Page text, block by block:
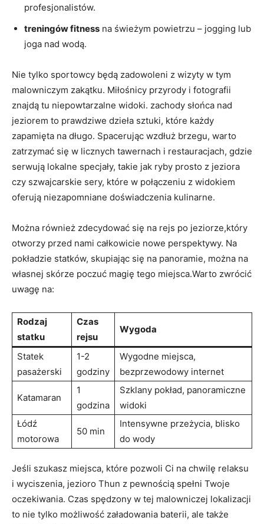
profesjonalistów.
treningów fitness na świeżym powietrzu – jogging lub
joga nad wodą.
Nie tylko sportowcy będą zadowoleni z wizyty w tym
malowniczym zakątku. Miłośnicy przyrody i fotografii
znajdą tu niepowtarzalne widoki. zachody słońca nad
jeziorem to prawdziwe dzieła sztuki, które każdy
zapamięta na długo. Spacerując wzdłuż brzegu, warto
zatrzymać się w licznych tawernach i restauracjach, gdzie
serwują lokalne specjały, takie jak ryby prosto z jeziora
czy szwajcarskie sery, które w połączeniu z widokiem
oferują niezapomniane doświadczenia kulinarne.
Można również zdecydować się na rejs po jeziorze,który
otworzy przed nami całkowicie nowe perspektywy. Na
pokładzie statków, skupiając się na panoramie, można na
własnej skórze poczuć magię tego miejsca.Warto zwrócić
uwagę na:
Rodzaj
statku
Czas
rejsu
Wygoda
Statek
pasażerski
1-2
godziny
Wygodne miejsca,
bezprzewodowy internet
Katamaran
1
godzina
Szklany pokład, panoramiczne
widoki
Łódź
motorowa
50 min
Intensywne przeżycia, blisko
do wody
Jeśli szukasz miejsca, które pozwoli Ci na chwilę relaksu
i wyciszenia, jezioro Thun z pewnością spełni Twoje
oczekiwania. Czas spędzony w tej malowniczej lokalizacji
to nie tylko możliwość załadowania baterii, ale także